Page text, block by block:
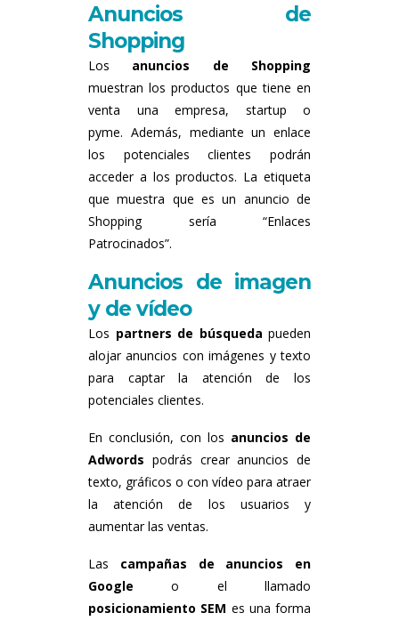
Anuncios de
Shopping
Los anuncios de Shopping
muestran los productos que tiene en
venta una empresa, startup o
pyme. Además, mediante un enlace
los potenciales clientes podrán
acceder a los productos. La etiqueta
que muestra que es un anuncio de
Shopping sería “Enlaces
Patrocinados”.
Anuncios de imagen
y de vídeo
Los partners de búsqueda pueden
alojar anuncios con imágenes y texto
para captar la atención de los
potenciales clientes.
En conclusión, con los anuncios de
Adwords podrás crear anuncios de
texto, gráficos o con vídeo para atraer
la atención de los usuarios y
aumentar las ventas.
Las campañas de anuncios en
Google o el llamado
posicionamiento SEM es una forma